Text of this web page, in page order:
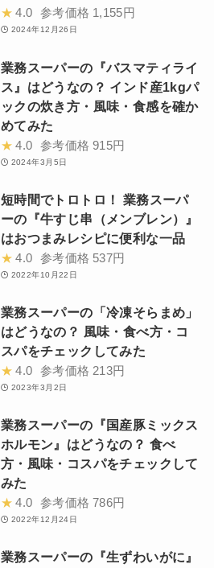
★ 4.0 参考価格 1,155円
2024年12月26日
業務スーパーの『バスマティライ
ス』はどうなの？ インド産1kgパ
ックの炊き方・風味・食感を確か
めてみた
★ 4.0 参考価格 915円
2024年3月5日
短時間でトロトロ！ 業務スーパ
ーの『牛すじ串（メンブレン）』
はおつまみレシピに便利な一品
★ 4.0 参考価格 537円
2022年10月22日
業務スーパーの「冷凍そらまめ」
はどうなの？ 風味・食べ方・コ
スパをチェックしてみた
★ 4.0 参考価格 213円
2023年3月2日
業務スーパーの『国産豚ミックス
ホルモン』はどうなの？ 食べ
方・風味・コスパをチェックして
みた
★ 4.0 参考価格 786円
2022年12月24日
業務スーパーの『生ずわいがに』